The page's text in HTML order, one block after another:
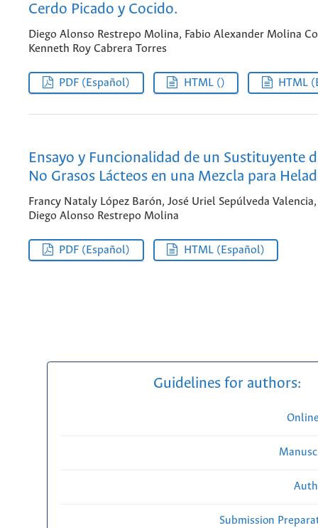
Cerdo Picado y Cocido.
Diego Alonso Restrepo Molina, Fabio Alexander Molina
Kenneth Roy Cabrera Torres
PDF (Español) HTML () HTML
Ensayo y Funcionalidad de un Sustituyente
No Grasos Lácteos en una Mezcla para
Francy Nataly López Barón, José Uriel Sepúlveda Valencia,
Diego Alonso Restrepo Molina
PDF (Español) HTML (Español)
Guidelines for authors:
Submission